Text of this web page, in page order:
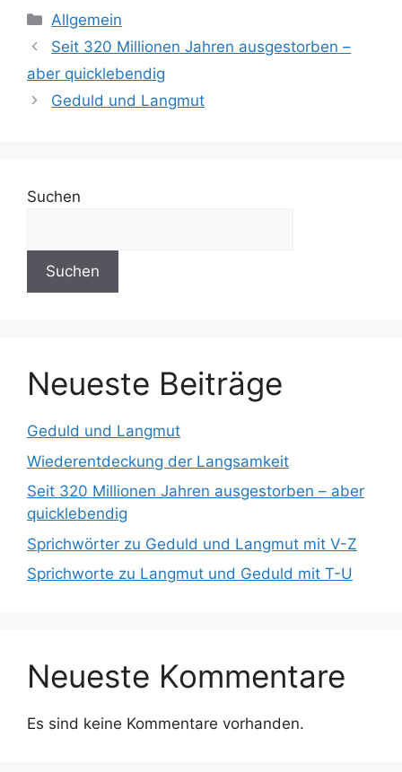
Kategorien
Allgemein
Seit 320 Millionen Jahren ausgestorben –
aber quicklebendig
Geduld und Langmut
Suchen
Suchen
Neueste Beiträge
Geduld und Langmut
Wiederentdeckung der Langsamkeit
Seit 320 Millionen Jahren ausgestorben – aber
quicklebendig
Sprichwörter zu Geduld und Langmut mit V-Z
Sprichworte zu Langmut und Geduld mit T-U
Neueste Kommentare
Es sind keine Kommentare vorhanden.